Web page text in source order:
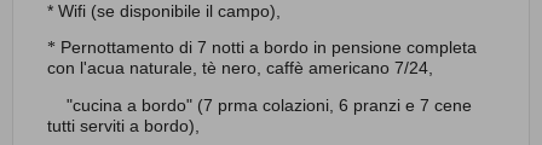
* Wifi (se disponibile il campo),
* Pernottamento di 7 notti a bordo in pensione completa
con l'acua naturale, tè nero, caffè americano 7/24,
"cucina a bordo" (7 prma colazioni, 6 pranzi e 7 cene
tutti serviti a bordo),